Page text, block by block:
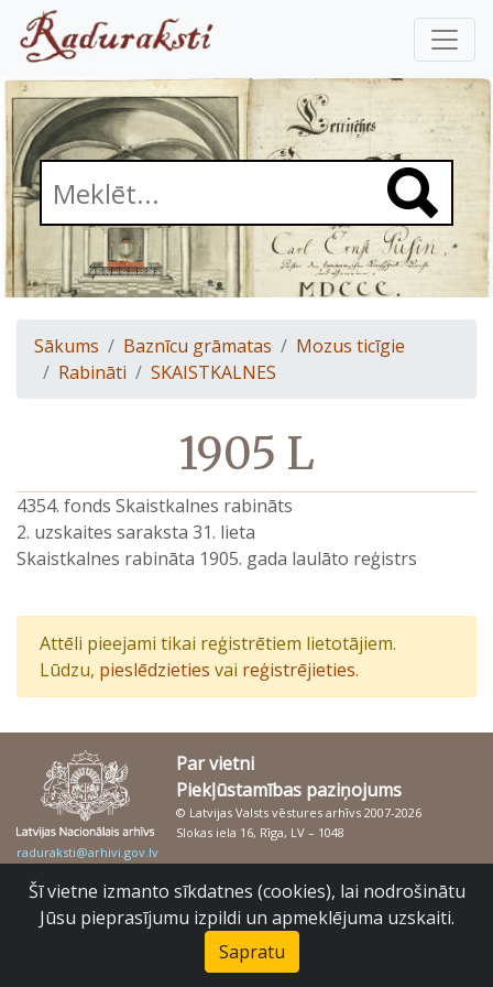
Sākums Baznīcu grāmatas
Mozus ticīgie
Rabināti
SKAISTKALNES
1905 L
4354. fonds Skaistkalnes rabināts
2. uzskaites saraksta 31. lieta
Skaistkalnes rabināta 1905. gada laulāto reģistrs
Attēli pieejami tikai reģistrētiem lietotājiem.
Lūdzu, pieslēdzieties vai reģistrējieties.
Par vietni
Piekļūstamības paziņojums
© Latvijas Valsts vēstures arhīvs 2007-2026
Slokas iela 16, Rīga, LV – 1048
raduraksti@arhivi.gov.lv
Šī vietne izmanto sīkdatnes (cookies), lai nodrošinātu
Jūsu pieprasījumu izpildi un apmeklējuma uzskaiti.
Sapratu